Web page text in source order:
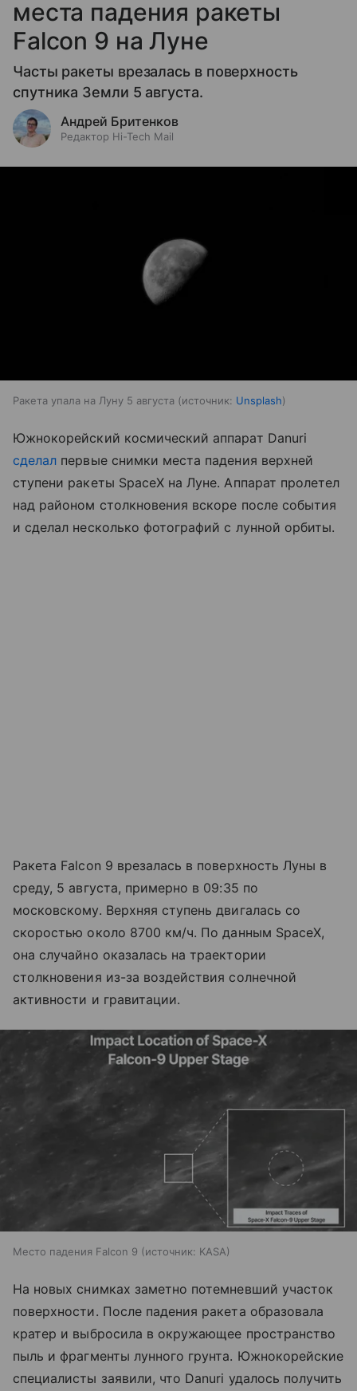
места падения ракеты
Falcon 9 на Луне
Часты ракеты врезалась в поверхность
спутника Земли 5 августа.
Андрей Бритенков
Редактор Hi-Tech Mail
Ракета упала на Луну 5 августа источник: Unsplash
Южнокорейский космический аппарат Danuri
сделал первые снимки места падения верхней
ступени ракеты SpaceX на Луне. Аппарат пролетел
над районом столкновения вскоре после события
и сделал несколько фотографий с лунной орбиты.
Ракета Falcon 9 врезалась в поверхность Луны в
среду, 5 августа, примерно в 09:35 по
московскому. Верхняя ступень двигалась со
скоростью около 8700 км/ч. По данным SpaceX,
она случайно оказалась на траектории
столкновения из-за воздействия солнечной
активности и гравитации.
Место падения Falcon 9 источник: KASA
На новых снимках заметно потемневший участок
поверхности. После падения ракета образовала
кратер и выбросила в окружающее пространство
пыль и фрагменты лунного грунта. Южнокорейские
специалисты заявили, что Danuri удалось получить